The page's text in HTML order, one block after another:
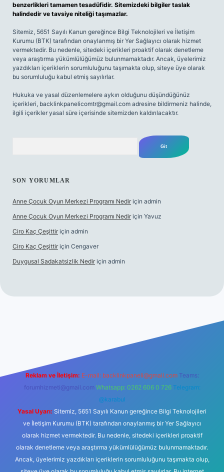
benzerlikleri tamamen tesadüfidir. Sitemizdeki bilgiler taslak
halindedir ve tavsiye niteliği taşımazlar.
Sitemiz, 5651 Sayılı Kanun gereğince Bilgi Teknolojileri ve İletişim
Kurumu (BTK) tarafından onaylanmış bir Yer Sağlayıcı olarak hizmet
vermektedir. Bu nedenle, sitedeki içerikleri proaktif olarak denetleme
veya araştırma yükümlülüğümüz bulunmamaktadır. Ancak, üyelerimiz
yazdıkları içeriklerin sorumluluğunu taşımakta olup, siteye üye olarak
bu sorumluluğu kabul etmiş sayılırlar.
Hukuka ve yasal düzenlemelere aykırı olduğunu düşündüğünüz
içerikleri, backlinkpanelicomtr@gmail.com adresine bildirmeniz halinde,
ilgili içerikler yasal süre içerisinde sitemizden kaldırılacaktır.
SON YORUMLAR
Anne Çocuk Oyun Merkezi Programı Nedir için admin
Anne Çocuk Oyun Merkezi Programı Nedir için Yavuz
Ciro Kaç Çeşittir için admin
Ciro Kaç Çeşittir için Cengaver
Duygusal Sadakatsizlik Nedir için admin
Reklam ve İletişim: E-mail: backlinkpaneli@gmail.com Teams:
forumhizmeti@gmail.com Whatsapp: 0262 606 0 726 Telegram:
@karabul
Yasal Uyarı: Sitemiz, 5651 Sayılı Kanun gereğince Bilgi Teknolojileri
ve İletişim Kurumu (BTK) tarafından onaylanmış bir Yer Sağlayıcı
olarak hizmet vermektedir. Bu nedenle, sitedeki içerikleri proaktif
olarak denetleme veya araştırma yükümlülüğümüz bulunmamaktadır.
Ancak, üyelerimiz yazdıkları içeriklerin sorumluluğunu taşımakta olup,